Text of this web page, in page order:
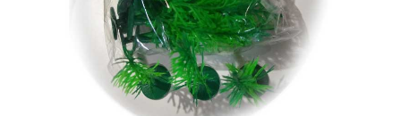
Si tenés cuenta...